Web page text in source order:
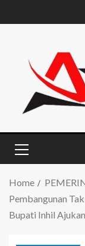
Home
Pembangunan
Bupati Inhil